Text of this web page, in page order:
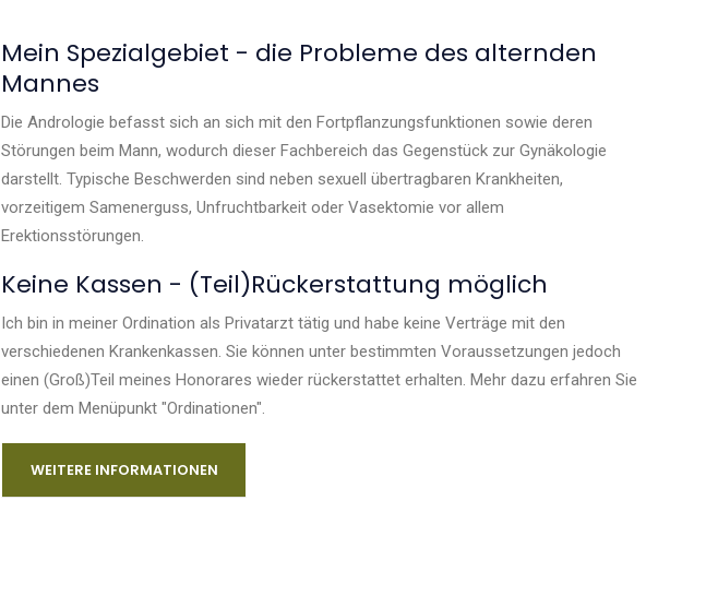
Mein Spezialgebiet - die Probleme des alternden
Mannes
Die Andrologie befasst sich an sich mit den Fortpflanzungsfunktionen sowie deren
Störungen beim Mann, wodurch dieser Fachbereich das Gegenstück zur Gynäkologie
darstellt. Typische Beschwerden sind neben sexuell übertragbaren Krankheiten,
vorzeitigem Samenerguss, Unfruchtbarkeit oder Vasektomie vor allem
Erektionsstörungen.
Keine Kassen - (Teil)Rückerstattung möglich
Ich bin in meiner Ordination als Privatarzt tätig und habe keine Verträge mit den
verschiedenen Krankenkassen. Sie können unter bestimmten Voraussetzungen jedoch
einen (Groß)Teil meines Honorares wieder rückerstattet erhalten. Mehr dazu erfahren Sie
unter dem Menüpunkt "Ordinationen".
WEITERE INFORMATIONEN